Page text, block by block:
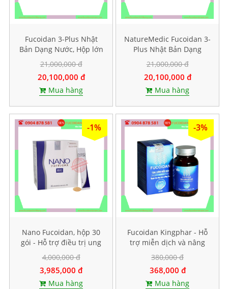
Fucoidan 3-Plus Nhật
Bản Dạng Nước, Hộp lớn
50 gói
21,000,000 đ
20,100,000 đ
Mua hàng
NatureMedic Fucoidan 3-
Plus Nhật Bản Dạng
Nước, Hộp lớn 50 gói
21,000,000 đ
20,100,000 đ
Mua hàng
-1%
Nano Fucoidan, hộp 30
gói - Hỗ trợ điều trị ung
thư
4,000,000 đ
3,985,000 đ
Mua hàng
-3%
Fucoidan Kingphar - Hỗ
trợ miễn dịch và nâng
cao sức đề kháng, Hộp 40
viên
380,000 đ
368,000 đ
Mua hàng